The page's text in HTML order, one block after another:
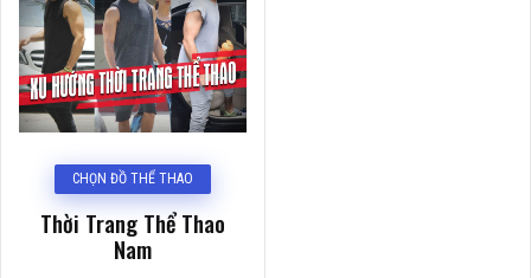
CHỌN ĐỒ THỂ THAO
Thời Trang Thể Thao
Nam